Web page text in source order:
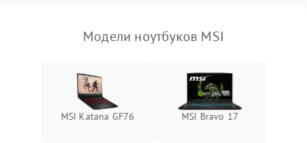
пропадание диска
оперативной памяти:
вылеты приложений,
синие экраны
Подробнее →
Модели ноутбуков MSI
MSI Katana GF76 MSI Bravo 17